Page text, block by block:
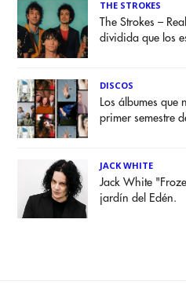
THE STROKES
The Strokes –
dividida que los
DISCOS
Los álbumes que
primer semestre
JACK WHITE
Jack White
jardín del Edén.